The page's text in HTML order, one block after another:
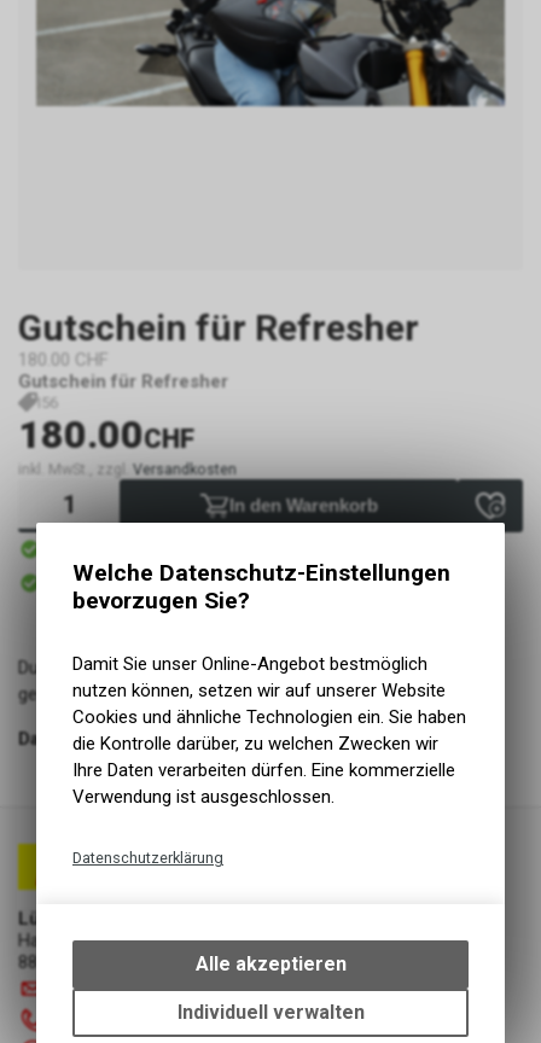
Gutschein für Refresher
180.00 CHF
Gutschein für Refresher
I56
180.00CHF
inkl. MwSt., zzgl. Versandkosten
In den Warenkorb
Sofort abholbar
Abholung Lüscher Motor- & Bike World
Du fährst schon Motorrad, bist aber schon lange nicht mehr
gefahren und möchtest einen Refresher?
Dann ist dieser Gutschein perfekt für dich!
Lüscher Motor- & Bike World
Hauptstrasse 29a
8867 Niederurnen
info@luscherag.ch
Welche Datenschutz-Einstellungen
bevorzugen Sie?
Damit Sie unser Online-Angebot bestmöglich
nutzen können, setzen wir auf unserer Website
Cookies und ähnliche Technologien ein. Sie haben
die Kontrolle darüber, zu welchen Zwecken wir
Ihre Daten verarbeiten dürfen. Eine kommerzielle
Verwendung ist ausgeschlossen.
Datenschutzerklärung
bestimmte Interaktionen und
Einstellungen auf Ihrem Gerät,
um die grundlegenden
Funktionen unseres Online-
Alle akzeptieren
Individuell verwalten